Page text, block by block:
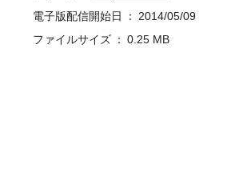
電子版配信開始日
2014/05/09
ファイルサイズ
0.25 MB